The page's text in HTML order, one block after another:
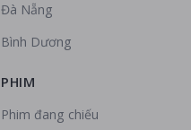
Đà Nẵng
Bình Dương
PHIM
Phim đang chiếu